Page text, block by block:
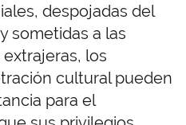
despojadas del
sometidas a las
los
cultural pueden
para el